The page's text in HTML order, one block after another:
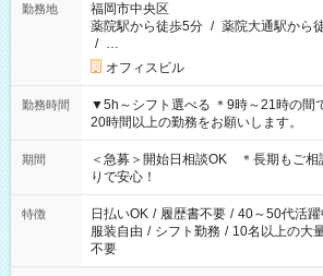
勤務地
福岡市中央区
薬院駅から徒歩5分 / 薬院大通駅から
/ …
オフィスビル
勤務時間
▼5h～シフト選べる ＊9時～21時の間でご相談ください！ ＊週
20時間以上の勤務をお願いします。
期間
＜急募＞開始日相談OK ＊長期もご
りで安心！
特徴 日払いOK / 履歴書不要 / 40～50代活躍
服装自由 / シフト勤務 / 10名以上の大
不要